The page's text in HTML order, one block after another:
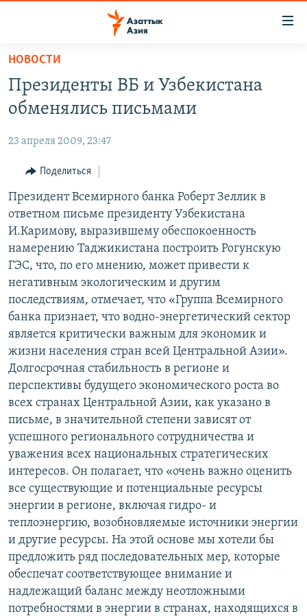
Вернуться
основному
содержанию
навигации
Вернутся
поиску
КАЗАХСТАН
УЗБЕКИСТАН
ТАДЖИКИСТАН
НОВОСТИ
НА ДРУГИХ ЯЗЫКАХ
ҚАЗАҚША
КЫРГЫЗЧА
ТОҶИКӢ
TÜRKMENÇE
Все сайты РСЕ/РС
НОВОСТИ
Президенты ВБ и Узбекистана
обменялись письмами
23 апреля 2009, 23:47
Поделиться
Президент Всемирного банка Роберт Зеллик в
ответном письме президенту Узбекистана
И.Каримову, выразившему обеспокоенность
намерению Таджикистана построить Рогунскую
ГЭС, что, по его мнению, может привести к
негативным экологическим и другим
последствиям, отмечает, что «Группа Всемирного
банка признает, что водно-энергетический сектор
является критически важным для экономик и
жизни населения стран всей Центральной Азии».
Долгосрочная стабильность в регионе и
перспективы будущего экономического роста во
всех странах Центральной Азии, как указано в
письме, в значительной степени зависят от
успешного регионального сотрудничества и
уважения всех национальных стратегических
интересов. Он полагает, что «очень важно оценить
все существующие и потенциальные ресурсы
энергии в регионе, включая гидро- и
теплоэнергию, возобновляемые источники энергии
и другие ресурсы. На этой основе мы хотели бы
предложить ряд последовательных мер, которые
обеспечат соответствующее внимание и
надлежащий баланс между неотложными
потребностями в энергии в странах, находящихся в